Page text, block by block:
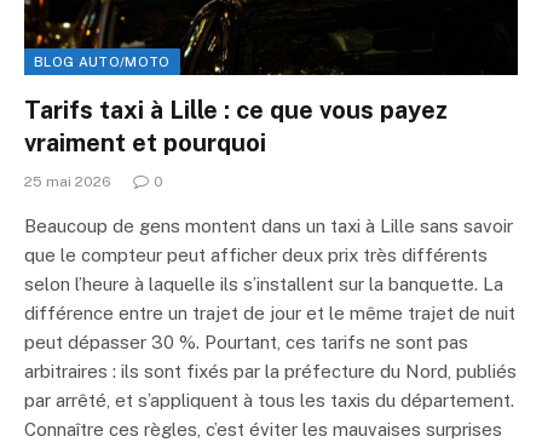
BLOG AUTO/MOTO
Tarifs taxi à Lille : ce que vous payez
vraiment et pourquoi
25 mai 2026 0
Beaucoup de gens montent dans un taxi à Lille sans savoir
que le compteur peut afficher deux prix très différents
selon l’heure à laquelle ils s’installent sur la banquette. La
différence entre un trajet de jour et le même trajet de nuit
peut dépasser 30 %. Pourtant, ces tarifs ne sont pas
arbitraires : ils sont fixés par la préfecture du Nord, publiés
par arrêté, et s’appliquent à tous les taxis du département.
Connaître ces règles, c’est éviter les mauvaises surprises